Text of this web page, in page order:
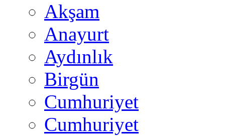
Akşam
Anayurt
Aydınlık
Birgün
Cumhuriyet
Cumhuriyet